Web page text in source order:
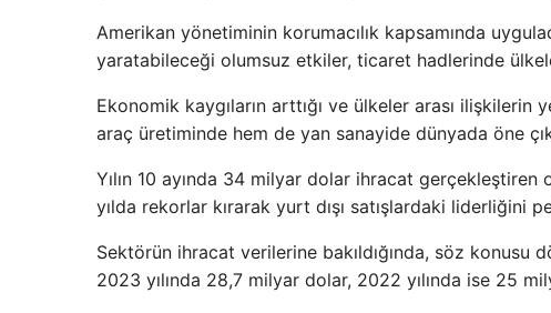
Amerikan yönetiminin korumacılık kapsamında
yaratabileceği olumsuz etkiler, ticaret hadlerinde
Ekonomik kaygıların arttığı ve ülkeler arası
araç üretiminde hem de yan sanayide dünyada öne
Yılın 10 ayında 34 milyar dolar ihracat
yılda rekorlar kırarak yurt dışı satışlardaki liderliğini
Sektörün ihracat verilerine bakıldığında, söz konusu
2023 yılında 28,7 milyar dolar, 2022 yılında ise 25